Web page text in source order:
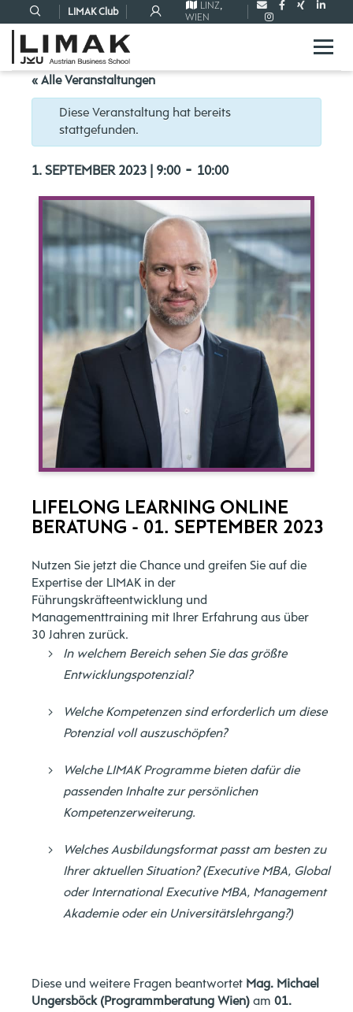
LIMAK Club
LINZ,
WIEN
« Alle Veranstaltungen
Diese Veranstaltung hat bereits
stattgefunden.
1. SEPTEMBER 2023 | 9:00- 10:00
LIFELONG LEARNING ONLINE
BERATUNG - 01. SEPTEMBER 2023
Nutzen Sie jetzt die Chance und greifen Sie auf die
Expertise der LIMAK in der
Führungskräfteentwicklung und
Managementtraining mit Ihrer Erfahrung aus über
30 Jahren zurück.
In welchem Bereich sehen Sie das größte
Entwicklungspotenzial?
Welche Kompetenzen sind erforderlich um diese
Potenzial voll auszuschöpfen?
Welche LIMAK Programme bieten dafür die
passenden Inhalte zur persönlichen
Kompetenzerweiterung.
Welches Ausbildungsformat passt am besten zu
Ihrer aktuellen Situation? (Executive MBA, Global
oder International Executive MBA, Management
Akademie oder ein Universitätslehrgang?)
Diese und weitere Fragen beantwortet Mag. Michael
Ungersböck (Programmberatung Wien) am 01.